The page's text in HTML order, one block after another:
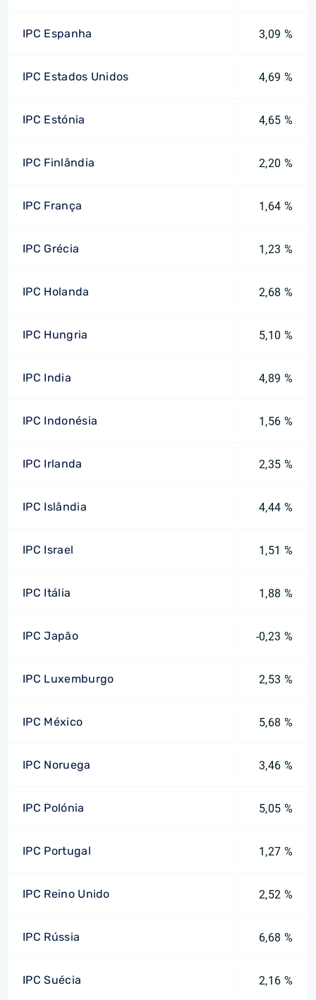
IPC Espanha 3,09 %
IPC Estados Unidos 4,69 %
IPC Estónia 4,65 %
IPC Finlândia 2,20 %
IPC França 1,64 %
IPC Grécia 1,23 %
IPC Holanda 2,68 %
IPC Hungria 5,10 %
IPC India 4,89 %
IPC Indonésia 1,56 %
IPC Irlanda 2,35 %
IPC Islândia 4,44 %
IPC Israel 1,51 %
IPC Itália 1,88 %
IPC Japão -0,23 %
IPC Luxemburgo 2,53 %
IPC México 5,68 %
IPC Noruega 3,46 %
IPC Polónia 5,05 %
IPC Portugal 1,27 %
IPC Reino Unido 2,52 %
IPC Rússia 6,68 %
IPC Suécia 2,16 %